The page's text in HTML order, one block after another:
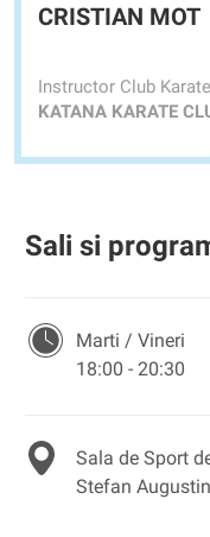
CRISTIAN MOT
Instructor Club
KATANA KARATE
Sali si
Marti / Vineri
18:00 - 20:30
Sala de Sport
Stefan